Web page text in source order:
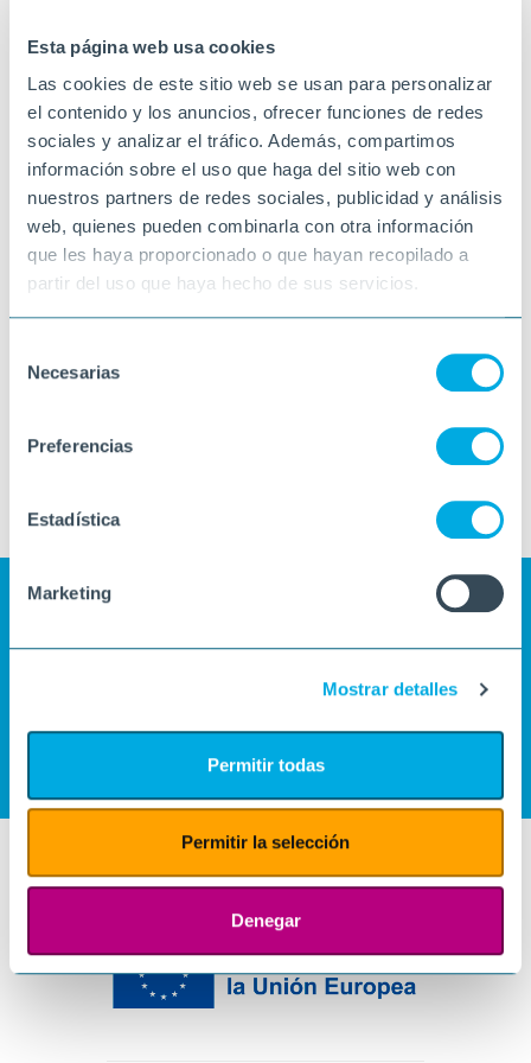
Esta página web usa cookies
Las cookies de este sitio web se usan para personalizar
el contenido y los anuncios, ofrecer funciones de redes
sociales y analizar el tráfico. Además, compartimos
información sobre el uso que haga del sitio web con
nuestros partners de redes sociales, publicidad y análisis
web, quienes pueden combinarla con otra información
que les haya proporcionado o que hayan recopilado a
partir del uso que haya hecho de sus servicios.
Necesarias
Preferencias
Estadística
Marketing
Mostrar detalles
Permitir todas
Permitir la selección
Denegar